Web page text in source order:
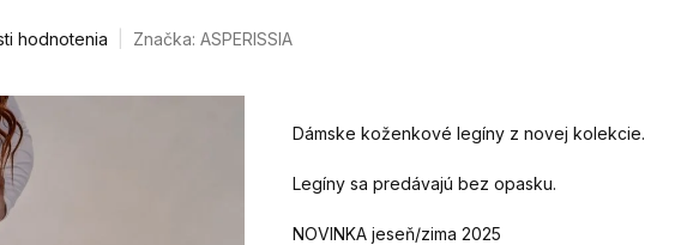
hodnotenia Značka: ASPERISSIA
Dámske koženkové legíny z novej kolekcie.
Legíny sa predávajú bez opasku.
NOVINKA jeseň/zima 2025